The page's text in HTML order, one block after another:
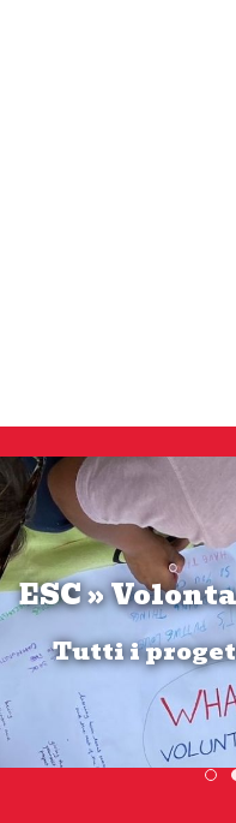
ESC »
Tutti i
Se hai tra 18